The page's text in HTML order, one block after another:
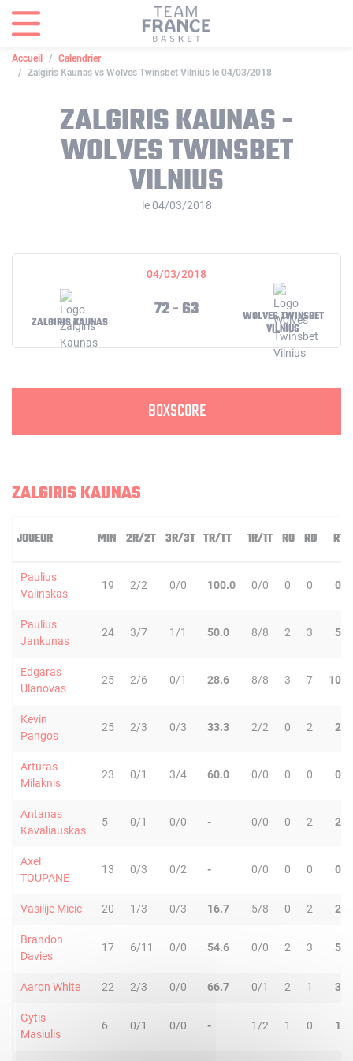
Accueil
Calendrier
Zalgiris Kaunas vs Wolves Twinsbet Vilnius le 04/03/2018
ZALGIRIS KAUNAS -
WOLVES TWINSBET
VILNIUS
le 04/03/2018
04/03/2018
ZALGIRIS KAUNAS
72 - 63
WOLVES TWINSBET
VILNIUS
BOXSCORE
ZALGIRIS KAUNAS
JOUEUR MIN 2R/2T 3R/3T TR/TT 1R/1T RO RD RT
Paulius
Valinskas
19 2/2 0/0 100.0 0/0 0 0 0
Paulius
Jankunas
24 3/7 1/1 50.0 8/8 2 3 5
Edgaras
Ulanovas
25 2/6 0/1 28.6 8/8 3 7 10
Kevin
Pangos
25 2/3 0/3 33.3 2/2 0 2 2
Arturas
Milaknis
23 0/1 3/4 60.0 0/0 0 0 0
Antanas
Kavaliauskas
5 0/1 0/0 - 0/0 0 2 2
Axel
TOUPANE
13 0/3 0/2 - 0/0 0 0 0
Vasilije Micic 20 1/3 0/3 16.7 5/8 0 2 2
Brandon
Davies
17 6/11 0/0 54.6 0/0 2 3 5
Aaron White 22 2/3 0/0 66.7 0/1 2 1 3
Gytis
Masiulis
6 0/1 0/0 - 1/2 1 0 1
Panneau de gestion des cookies